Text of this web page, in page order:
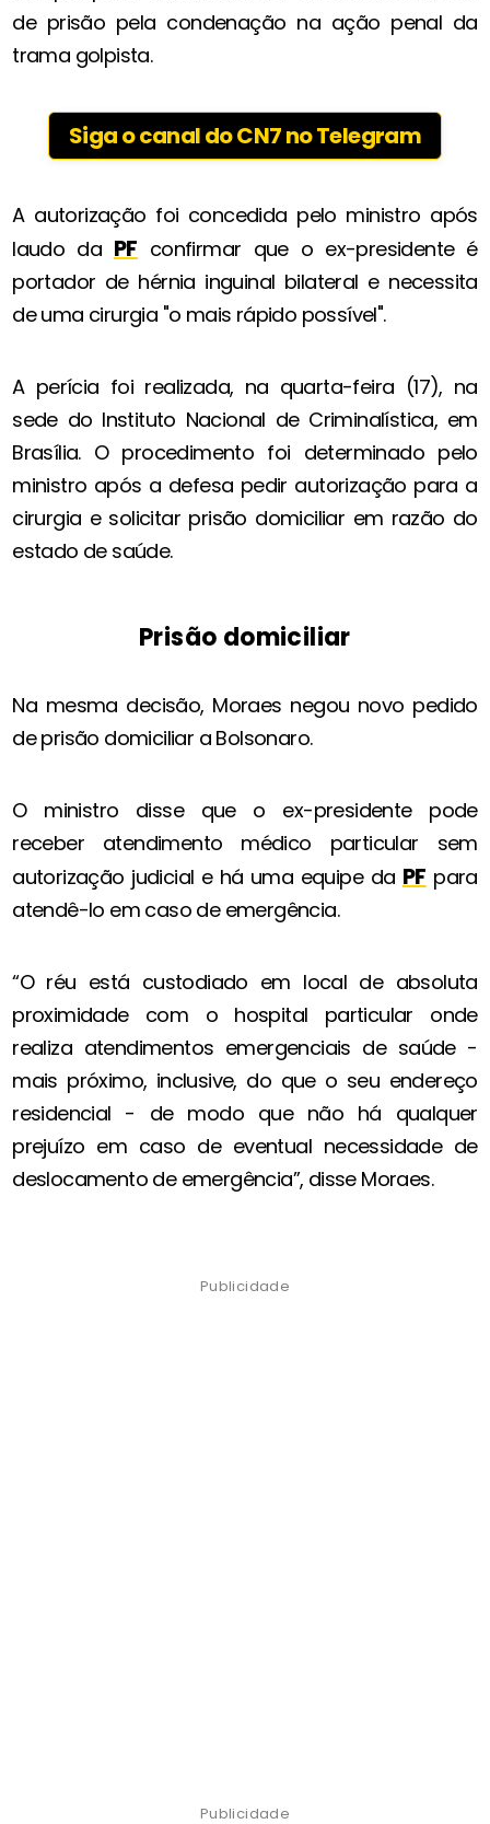
de prisão pela condenação na ação penal da
trama golpista.
Siga o canal do CN7 no Telegram
A autorização foi concedida pelo ministro após
laudo da PF confirmar que o ex-presidente é
portador de hérnia inguinal bilateral e necessita
de uma cirurgia "o mais rápido possível".
A perícia foi realizada, na quarta-feira (17), na
sede do Instituto Nacional de Criminalística, em
Brasília. O procedimento foi determinado pelo
ministro após a defesa pedir autorização para a
cirurgia e solicitar prisão domiciliar em razão do
estado de saúde.
Prisão domiciliar
Na mesma decisão, Moraes negou novo pedido
de prisão domiciliar a Bolsonaro.
O ministro disse que o ex-presidente pode
receber atendimento médico particular sem
autorização judicial e há uma equipe da PF para
atendê-lo em caso de emergência.
“O réu está custodiado em local de absoluta
proximidade com o hospital particular onde
realiza atendimentos emergenciais de saúde -
mais próximo, inclusive, do que o seu endereço
residencial - de modo que não há qualquer
prejuízo em caso de eventual necessidade de
deslocamento de emergência”, disse Moraes.
Publicidade
Publicidade